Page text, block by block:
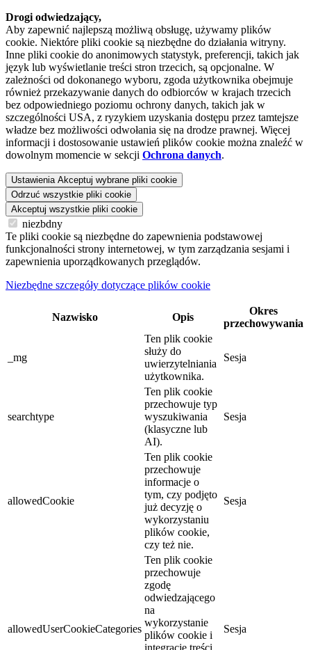
Drogi odwiedzający,
Aby zapewnić najlepszą możliwą obsługę, używamy plików
cookie. Niektóre pliki cookie są niezbędne do działania witryny.
Inne pliki cookie do anonimowych statystyk, preferencji, takich jak
język lub wyświetlanie treści stron trzecich, są opcjonalne. W
zależności od dokonanego wyboru, zgoda użytkownika obejmuje
również przekazywanie danych do odbiorców w krajach trzecich
bez odpowiedniego poziomu ochrony danych, takich jak w
szczególności USA, z ryzykiem uzyskania dostępu przez tamtejsze
władze bez możliwości odwołania się na drodze prawnej. Więcej
informacji i dostosowanie ustawień plików cookie można znaleźć w
dowolnym momencie w sekcji Ochrona danych.
Ustawienia Akceptuj wybrane pliki cookie
Odrzuć wszystkie pliki cookie
Akceptuj wszystkie pliki cookie
niezbdny
Te pliki cookie są niezbędne do zapewnienia podstawowej
funkcjonalności strony internetowej, w tym zarządzania sesjami i
zapewnienia uporządkowanych przeglądów.
Niezbędne szczegóły dotyczące plików cookie
Nazwisko Opis
Okres
przechowywania
_mg
Ten plik cookie
służy do
uwierzytelniania
użytkownika.
Sesja
searchtype
Ten plik cookie
przechowuje typ
wyszukiwania
(klasyczne lub
AI).
Sesja
allowedCookie
Ten plik cookie
przechowuje
informacje o
tym, czy podjęto
już decyzję o
wykorzystaniu
plików cookie,
czy też nie.
Sesja
allowedUserCookieCategories
Ten plik cookie
przechowuje
zgodę
odwiedzającego
na
wykorzystanie
plików cookie i
integrację treści
Sesja